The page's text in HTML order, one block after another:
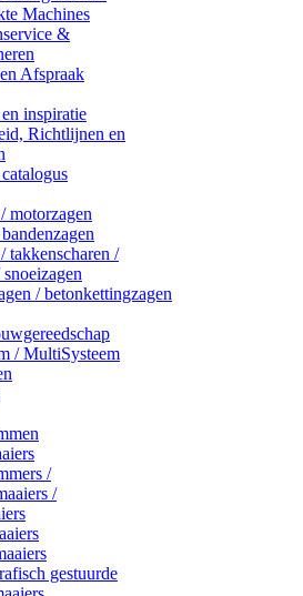
Machines
&
Afspraak
inspiratie
Richtlijnen en
motorzagen
takkenscharen /
/ betonkettingzagen
/ MultiSysteem
/
/
gestuurde